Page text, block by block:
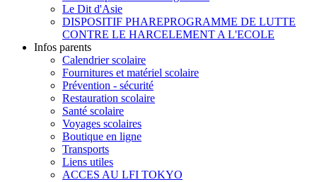
Le Dit d'Asie
DISPOSITIF PHAREPROGRAMME DE LUTTE
CONTRE LE HARCELEMENT A L'ECOLE
Infos parents
Calendrier scolaire
Fournitures et matériel scolaire
Prévention - sécurité
Restauration scolaire
Santé scolaire
Voyages scolaires
Boutique en ligne
Transports
Liens utiles
ACCES AU LFI TOKYO